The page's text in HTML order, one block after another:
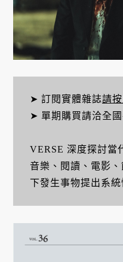
➤ 訂閱實體雜誌請
➤ 單期購買請洽全
VERSE 深度探討當
音樂、閱讀、電影
下發生事物提出系統